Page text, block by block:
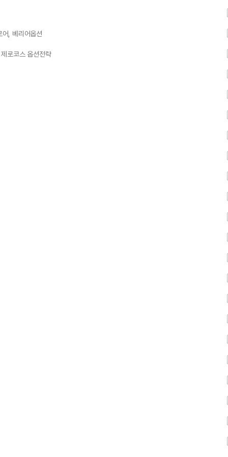
, 베리어옵션
로코스 옵션전략